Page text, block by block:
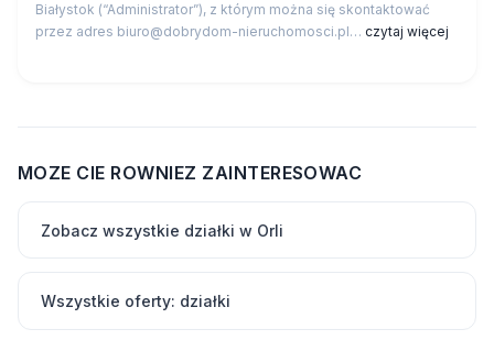
Białystok (“Administrator”), z którym można się skontaktować
przez adres biuro@dobrydom-nieruchomosci.pl… czytaj więcej
MOZE CIE ROWNIEZ ZAINTERESOWAC
Zobacz wszystkie działki w Orli
Wszystkie oferty: działki